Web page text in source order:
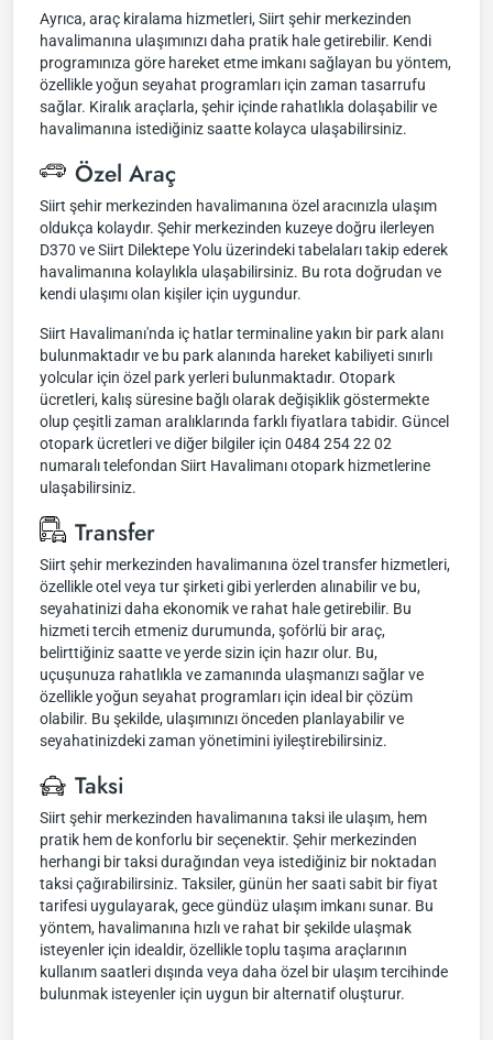
Ayrıca, araç kiralama hizmetleri, Siirt şehir merkezinden
havalimanına ulaşımınızı daha pratik hale getirebilir. Kendi
programınıza göre hareket etme imkanı sağlayan bu yöntem,
özellikle yoğun seyahat programları için zaman tasarrufu
sağlar. Kiralık araçlarla, şehir içinde rahatlıkla dolaşabilir ve
havalimanına istediğiniz saatte kolayca ulaşabilirsiniz.
Özel Araç
Siirt şehir merkezinden havalimanına özel aracınızla ulaşım
oldukça kolaydır. Şehir merkezinden kuzeye doğru ilerleyen
D370 ve Siirt Dilektepe Yolu üzerindeki tabelaları takip ederek
havalimanına kolaylıkla ulaşabilirsiniz. Bu rota doğrudan ve
kendi ulaşımı olan kişiler için uygundur.
Siirt Havalimanı'nda iç hatlar terminaline yakın bir park alanı
bulunmaktadır ve bu park alanında hareket kabiliyeti sınırlı
yolcular için özel park yerleri bulunmaktadır. Otopark
ücretleri, kalış süresine bağlı olarak değişiklik göstermekte
olup çeşitli zaman aralıklarında farklı fiyatlara tabidir. Güncel
otopark ücretleri ve diğer bilgiler için 0484 254 22 02
numaralı telefondan Siirt Havalimanı otopark hizmetlerine
ulaşabilirsiniz.
Transfer
Siirt şehir merkezinden havalimanına özel transfer hizmetleri,
özellikle otel veya tur şirketi gibi yerlerden alınabilir ve bu,
seyahatinizi daha ekonomik ve rahat hale getirebilir. Bu
hizmeti tercih etmeniz durumunda, şoförlü bir araç,
belirttiğiniz saatte ve yerde sizin için hazır olur. Bu,
uçuşunuza rahatlıkla ve zamanında ulaşmanızı sağlar ve
özellikle yoğun seyahat programları için ideal bir çözüm
olabilir. Bu şekilde, ulaşımınızı önceden planlayabilir ve
seyahatinizdeki zaman yönetimini iyileştirebilirsiniz.
Taksi
Siirt şehir merkezinden havalimanına taksi ile ulaşım, hem
pratik hem de konforlu bir seçenektir. Şehir merkezinden
herhangi bir taksi durağından veya istediğiniz bir noktadan
taksi çağırabilirsiniz. Taksiler, günün her saati sabit bir fiyat
tarifesi uygulayarak, gece gündüz ulaşım imkanı sunar. Bu
yöntem, havalimanına hızlı ve rahat bir şekilde ulaşmak
isteyenler için idealdir, özellikle toplu taşıma araçlarının
kullanım saatleri dışında veya daha özel bir ulaşım tercihinde
bulunmak isteyenler için uygun bir alternatif oluşturur.